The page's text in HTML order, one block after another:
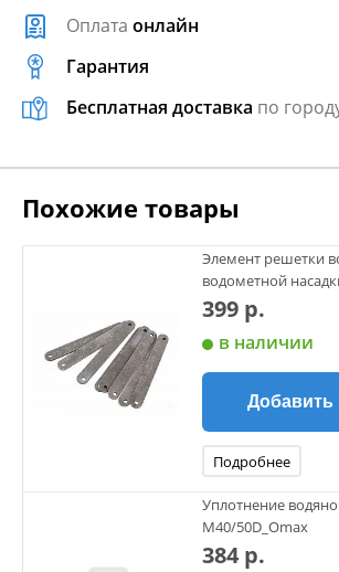
Оплата онлайн
Гарантия
Бесплатная доставка по
Похожие товары
Элемент решетки
водометной
399 р.
в наличии
Добавить
Подробнее
Уплотнение
М40/50D_Omax
384 р.